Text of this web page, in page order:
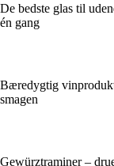
De bedste glas til
én gang
Bæredygtig
smagen
Gewürztraminer –